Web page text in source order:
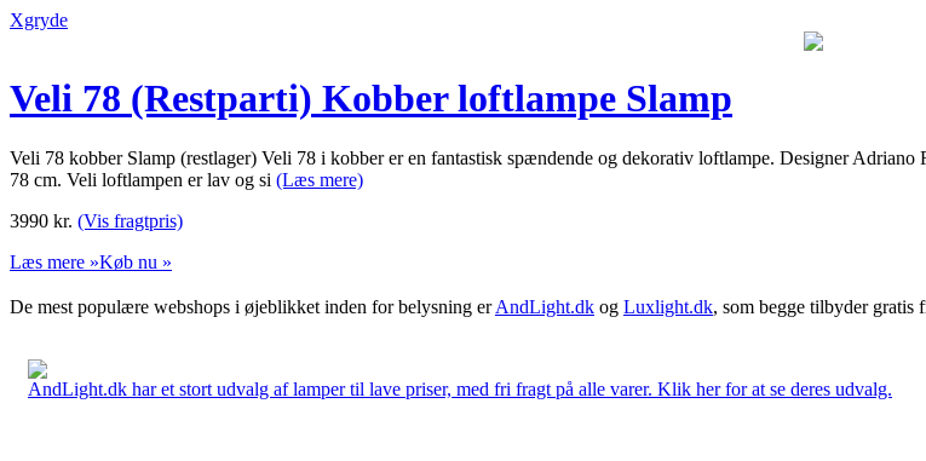
Xgryde
Veli 78 (Restparti) Kobber loftlampe Slamp
Veli 78 kobber Slamp (restlager) Veli 78 i kobber er en fantastisk spændende og dekorativ loftlampe. Designer
78 cm. Veli loftlampen er lav og si (Læs mere)
3990 kr. (Vis fragtpris)
Læs mere »Køb nu »
De mest populære webshops i øjeblikket inden for belysning erAndLight.dk og Luxlight.dk, som begge tilbyder gratis
AndLight.dk har et stort udvalg af lamper til lave priser, med fri fragt på alle varer. Klik her for at se deres udvalg.